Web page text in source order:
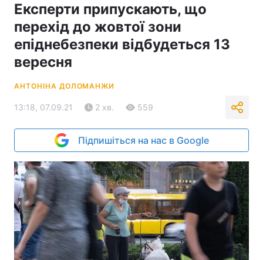
Експерти припускають, що
перехід до жовтої зони
епіднебезпеки відбудеться 13
вересня
АНТОНІНА ДОЛОМАНЖИ
13:18, 07.09.21 2 хв. 559
Підпишіться на нас в Google